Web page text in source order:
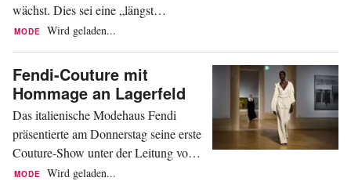
wächst. Dies sei eine „längst
überfällige“ Repräsentation für ein
langem eine wichtige Rolle spielt,
sagte der neueste Newcomer, der
indische Designer Manish Malhotra,
gegenüber AFP. Der 59-jährige
Malhotra ist nach Rahul Mishra,
Gaurav Gupta...
MODE Wird geladen...
Fendi-Couture mit
Hommage an Lagerfeld
Das italienische Modehaus Fendi
präsentierte am Donnerstag seine erste
Couture-Show unter der Leitung von
Designerin Maria Grazia Chiuri.
MODE Wird geladen...